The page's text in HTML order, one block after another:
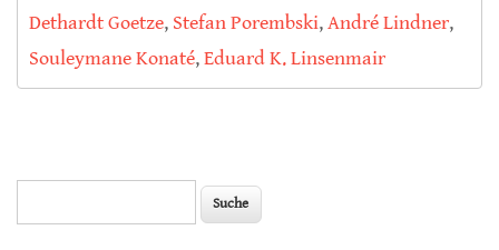
Dethardt Goetze, Stefan Porembski,André Lindner,
Souleymane Konaté,Eduard K. Linsenmair